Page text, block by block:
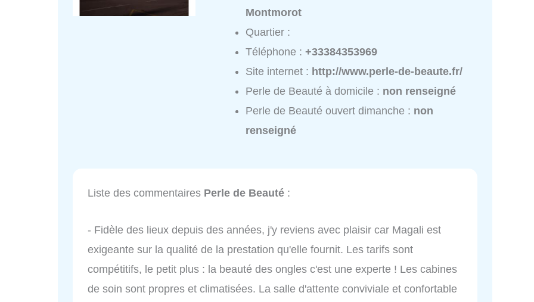
Montmorot
Quartier :
Téléphone :+33384353969
Site internet : http://www.perle-de-beaute.fr/
Perle de Beauté à domicile : non renseigné
Perle de Beauté ouvert dimanche : non
renseigné
Liste des commentaires Perle de Beauté :
- Fidèle des lieux depuis des années, j'y reviens avec plaisir car Magali est
exigeante sur la qualité de la prestation qu'elle fournit. Les tarifs sont
compétitifs, le petit plus : la beauté des ongles c'est une experte ! Les cabines
de soin sont propres et climatisées. La salle d'attente conviviale et confortable